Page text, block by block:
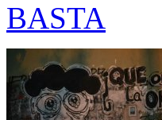
BASTA